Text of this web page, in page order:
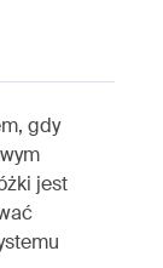
gdy
jest